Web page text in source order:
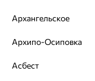
ул. Зегеля, 27/2
Другие города
Архангельское
Архипо-Осиповка
Асбест